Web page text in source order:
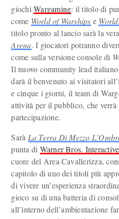
giochiWargaming: il titolo di
come World of Warships e
titolo pronto al lancio sarà la
Arena. I giocatori potranno
come sulla versione console di
Il nuovo community lead
darà il benvenuto ai visitatori
e cinque i giorni, il team di
attività per il pubblico, che verrà
partecipazione.
Sarà La Terra Di Mezzo
punta di Warner Bros.
cuore del Area Cavallerizza,
capitolo di uno dei titoli più
di vivere un’esperienza
gioco su di una batteria di
all’interno dell’ambientazione